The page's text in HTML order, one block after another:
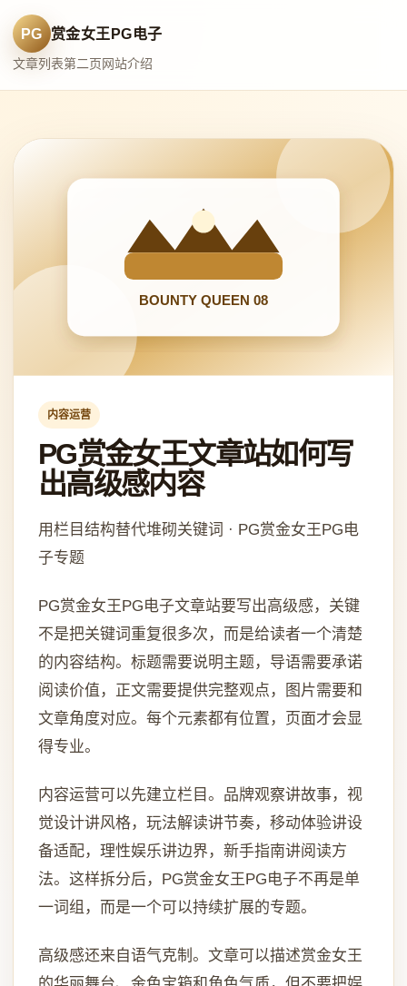
PG 赏金女王PG电子
文章列表第二页网站介绍
内容运营
PG赏金女王文章站如何写
出高级感内容
用栏目结构替代堆砌关键词 · PG赏金女王PG电
子专题
PG赏金女王PG电子文章站要写出高级感，关键
不是把关键词重复很多次，而是给读者一个清楚
的内容结构。标题需要说明主题，导语需要承诺
阅读价值，正文需要提供完整观点，图片需要和
文章角度对应。每个元素都有位置，页面才会显
得专业。
内容运营可以先建立栏目。品牌观察讲故事，视
觉设计讲风格，玩法解读讲节奏，移动体验讲设
备适配，理性娱乐讲边界，新手指南讲阅读方
法。这样拆分后，PG赏金女王PG电子不再是单
一词组，而是一个可以持续扩展的专题。
高级感还来自语气克制。文章可以描述赏金女王